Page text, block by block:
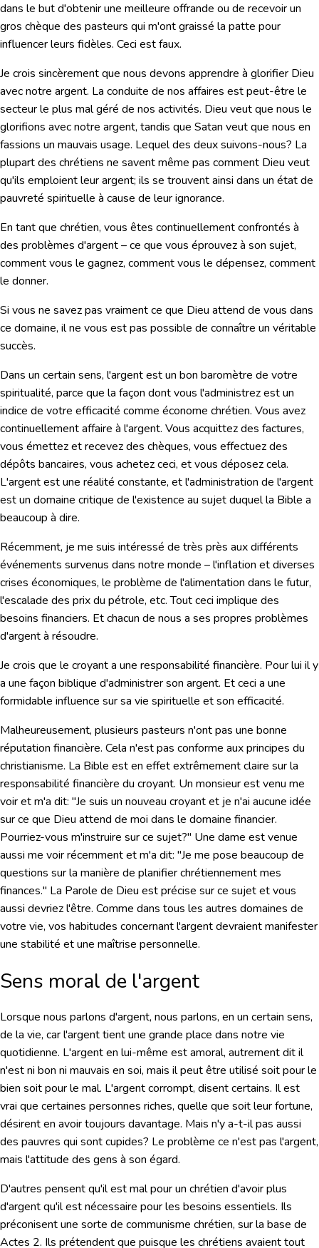
dans le but d'obtenir une meilleure offrande ou de recevoir un
gros chèque des pasteurs qui m'ont graissé la patte pour
influencer leurs fidèles. Ceci est faux.
Je crois sincèrement que nous devons apprendre à glorifier Dieu
avec notre argent. La conduite de nos affaires est peut-être le
secteur le plus mal géré de nos activités. Dieu veut que nous le
glorifions avec notre argent, tandis que Satan veut que nous en
fassions un mauvais usage. Lequel des deux suivons-nous? La
plupart des chrétiens ne savent même pas comment Dieu veut
qu'ils emploient leur argent; ils se trouvent ainsi dans un état de
pauvreté spirituelle à cause de leur ignorance.
En tant que chrétien, vous êtes continuellement confrontés à
des problèmes d'argent – ce que vous éprouvez à son sujet,
comment vous le gagnez, comment vous le dépensez, comment
le donner.
Si vous ne savez pas vraiment ce que Dieu attend de vous dans
ce domaine, il ne vous est pas possible de connaître un véritable
succès.
Dans un certain sens, l'argent est un bon baromètre de votre
spiritualité, parce que la façon dont vous l'administrez est un
indice de votre efficacité comme économe chrétien. Vous avez
continuellement affaire à l'argent. Vous acquittez des factures,
vous émettez et recevez des chèques, vous effectuez des
dépôts bancaires, vous achetez ceci, et vous déposez cela.
L'argent est une réalité constante, et l'administration de l'argent
est un domaine critique de l'existence au sujet duquel la Bible a
beaucoup à dire.
Récemment, je me suis intéressé de très près aux différents
événements survenus dans notre monde – l'inflation et diverses
crises économiques, le problème de l'alimentation dans le futur,
l'escalade des prix du pétrole, etc. Tout ceci implique des
besoins financiers. Et chacun de nous a ses propres problèmes
d'argent à résoudre.
Je crois que le croyant a une responsabilité financière. Pour lui il y
a une façon biblique d'administrer son argent. Et ceci a une
formidable influence sur sa vie spirituelle et son efficacité.
Malheureusement, plusieurs pasteurs n'ont pas une bonne
réputation financière. Cela n'est pas conforme aux principes du
christianisme. La Bible est en effet extrêmement claire sur la
responsabilité financière du croyant. Un monsieur est venu me
voir et m'a dit: "Je suis un nouveau croyant et je n'ai aucune idée
sur ce que Dieu attend de moi dans le domaine financier.
Pourriez-vous m'instruire sur ce sujet?" Une dame est venue
aussi me voir récemment et m'a dit: "Je me pose beaucoup de
questions sur la manière de planifier chrétiennement mes
finances." La Parole de Dieu est précise sur ce sujet et vous
aussi devriez l'être. Comme dans tous les autres domaines de
votre vie, vos habitudes concernant l'argent devraient manifester
une stabilité et une maîtrise personnelle.
Sens moral de l'argent
Lorsque nous parlons d'argent, nous parlons, en un certain sens,
de la vie, car l'argent tient une grande place dans notre vie
quotidienne. L'argent en lui-même est amoral, autrement dit il
n'est ni bon ni mauvais en soi, mais il peut être utilisé soit pour le
bien soit pour le mal. L'argent corrompt, disent certains. Il est
vrai que certaines personnes riches, quelle que soit leur fortune,
désirent en avoir toujours davantage. Mais n'y a-t-il pas aussi
des pauvres qui sont cupides? Le problème ce n'est pas l'argent,
mais l'attitude des gens à son égard.
D'autres pensent qu'il est mal pour un chrétien d'avoir plus
d'argent qu'il est nécessaire pour les besoins essentiels. Ils
préconisent une sorte de communisme chrétien, sur la base de
Actes 2. Ils prétendent que puisque les chrétiens avaient tout